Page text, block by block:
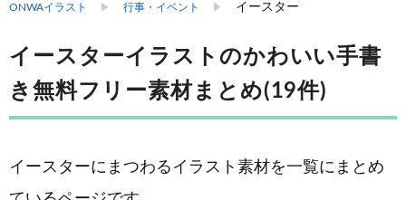
ONWAイラスト 行事・イベント イースター
イースターイラストのかわいい手書
き無料フリー素材まとめ(19件)
イースターにまつわるイラスト素材を一覧にまとめ